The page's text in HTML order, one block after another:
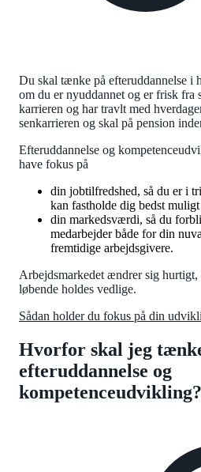
Du skal tænke på efteruddannelse i
om du er nyuddannet og er frisk fra
karrieren og har travlt med
senkarrieren og skal på pension
Efteruddannelse og
have fokus på
din jobtilfredshed, så du er i
kan fastholde dig bedst muligt
din markedsværdi, så du
medarbejder både for din
fremtidige arbejdsgivere.
Arbejdsmarkedet ændrer sig hurtigt,
løbende holdes vedlige.
Sådan holder du fokus på din
Hvorfor skal jeg
efteruddannelse og
kompetenceudvikling?